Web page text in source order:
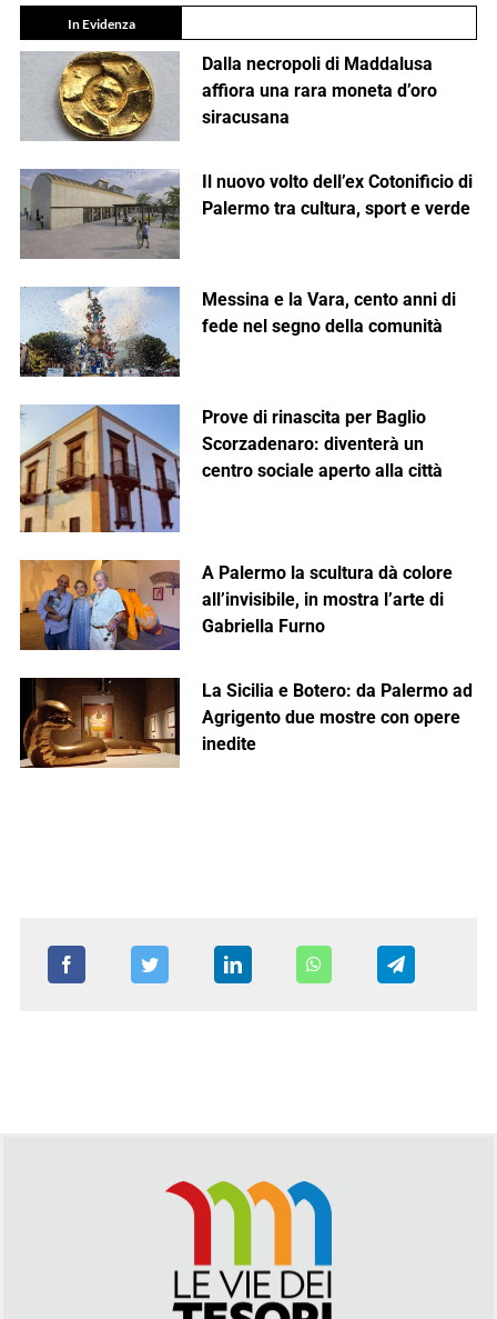
In Evidenza
Dalla necropoli di Maddalusa
affiora una rara moneta d’oro
siracusana
Il nuovo volto dell’ex Cotonificio di
Palermo tra cultura, sport e verde
Messina e la Vara, cento anni di
fede nel segno della comunità
Prove di rinascita per Baglio
Scorzadenaro: diventerà un
centro sociale aperto alla città
A Palermo la scultura dà colore
all’invisibile, in mostra l’arte di
Gabriella Furno
La Sicilia e Botero: da Palermo ad
Agrigento due mostre con opere
inedite